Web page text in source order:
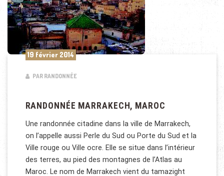
19 février 2014
PAR RANDONNÉE
RANDONNÉE MARRAKECH, MAROC
Une randonnée citadine dans la ville de Marrakech,
on l’appelle aussi Perle du Sud ou Porte du Sud et la
Ville rouge ou Ville ocre. Elle se situe dans l’intérieur
des terres, au pied des montagnes de l’Atlas au
Maroc. Le nom de Marrakech vient du tamazight